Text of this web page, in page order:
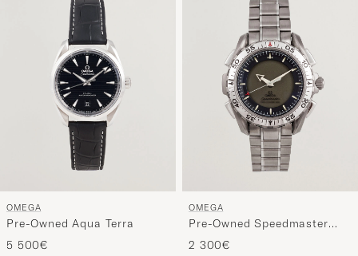
OMEGA
Pre-Owned Aqua Terra
5 500€
OMEGA
Pre-Owned Speedmaster
Skywalker X-33
2 300€